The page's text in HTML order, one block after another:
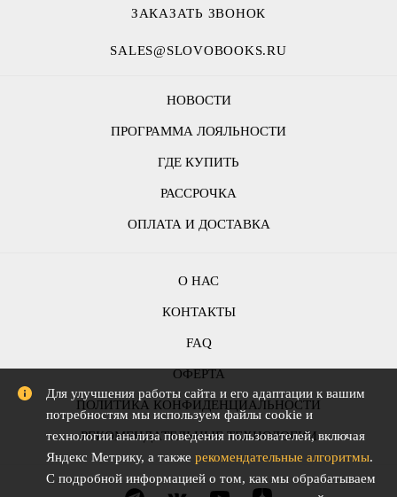
НОВОСТИ
ПРОГРАММА ЛОЯЛЬНОСТИ
ГДЕ КУПИТЬ
РАССРОЧКА
ОПЛАТА И ДОСТАВКА
О НАС
КОНТАКТЫ
FAQ
ОФЕРТА
ПОЛИТИКА КОНФИДЕНЦИАЛЬНОСТИ
РЕКОМЕНДАТЕЛЬНЫЕ ТЕХНОЛОГИИ
ЗАКАЗАТЬ ЗВОНОК
SALES@SLOVOBOOKS.RU
Для улучшения работы сайта и его адаптации к вашим
потребностям мы используем файлы cookie и
технологии анализа поведения пользователей, включая
Яндекс Метрику, а также рекомендательные алгоритмы.
С подробной информацией о том, как мы обрабатываем